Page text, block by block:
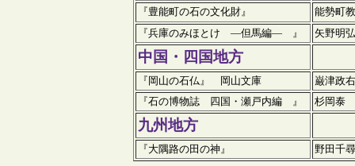
『豊能町の石の文化財』
能勢町
『兵庫のみほとけ ―但馬編― 』
矢野明弘
中国・四国地方
『岡山の石仏』 岡山文庫
巌津政
『石の博物誌 四国・瀬戸内編 』
杉岡泰
九州地方
『大隅路の田の神』 野田千尋